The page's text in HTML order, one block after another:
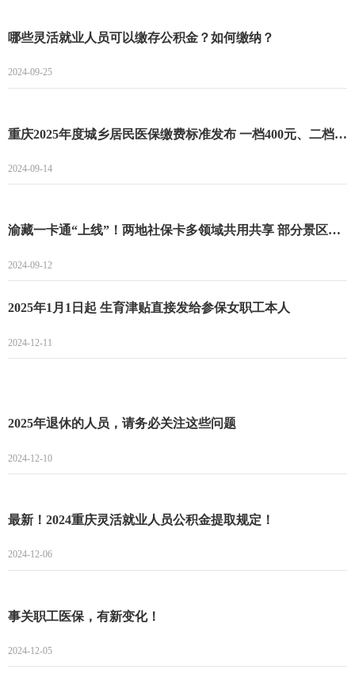
哪些灵活就业人员可以缴存公积金？如何缴纳？
2024-09-25
重庆2025年度城乡居民医保缴费标准发布 一档400元、二档775元！
2024-09-14
渝藏一卡通“上线”！两地社保卡多领域共用共享 部分景区还享5折优惠
2024-09-12
2025年1月1日起 生育津贴直接发给参保女职工本人
2024-12-11
2025年退休的人员，请务必关注这些问题
2024-12-10
最新！2024重庆灵活就业人员公积金提取规定！
2024-12-06
事关职工医保，有新变化！
2024-12-05